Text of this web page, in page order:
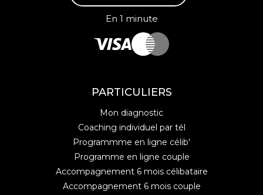
En 1 minute
PARTICULIERS
Mon diagnostic
Coaching individuel par tél
Programmme en ligne célib'
Programme en ligne couple
Accompagnement 6 mois célibataire
Accompagnement 6 mois couple